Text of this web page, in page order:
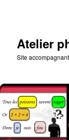
Atelier
Site